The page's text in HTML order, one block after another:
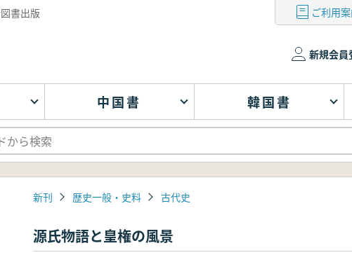
書出版 ご利用
新規会員
中国書 韓国書
新刊 歴史一般・史料 古代史
源氏物語と皇権の風景